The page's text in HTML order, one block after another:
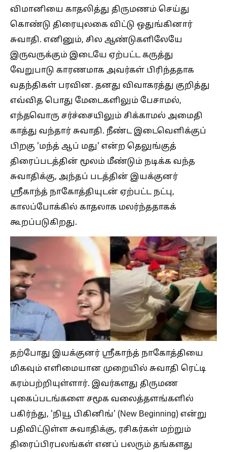
விமானியை காதலித்து திருமணம் செய்து
கொண்டு திரையுலகை விட்டு ஒதுங்கினார்
சுவாதி. எனினும், சில ஆண்டுகளிலேயே
இருவருக்கும் இடையே ஏற்பட்ட கருத்து
வேறுபாடு காரணமாக அவர்கள் பிரிந்ததாக
வதந்திகள் பரவின. தனது விவாகரத்து குறித்து
எவ்வித பொது மேடைகளிலும் பேசாமல்,
எந்தவொரு சர்ச்சையிலும் சிக்காமல் அமைதி
காத்து வந்தார் சுவாதி. நீண்ட இடைவெளிக்குப்
பிறகு 'மந்த் ஆப் மது' என்ற தெலுங்குத்
திரைப்படத்தின் மூலம் மீண்டும் நடிக்க வந்த
சுவாதிக்கு, அந்தப் படத்தின் இயக்குனர்
ஸ்ரீகாந்த் நாகோத்தியுடன் ஏற்பட்ட நட்பு,
காலப்போக்கில் காதலாக மலர்ந்ததாகக்
கூறப்படுகிறது.
தற்போது இயக்குனர் ஸ்ரீகாந்த் நாகோத்தியை
மிகவும் எளிமையான முறையில் சுவாதி ரெட்டி
கரம்பற்றியுள்ளார். இவர்களது திருமண
புகைப்படங்களை சமூக வலைத்தளங்களில்
பகிர்ந்து, 'நியூ பிகினிங்' (New Beginning) என்று
பதிவிட்டுள்ள சுவாதிக்கு, ரசிகர்கள் மற்றும்
திரைப்பிரபலங்கள் எனப் பலரும் தங்களது